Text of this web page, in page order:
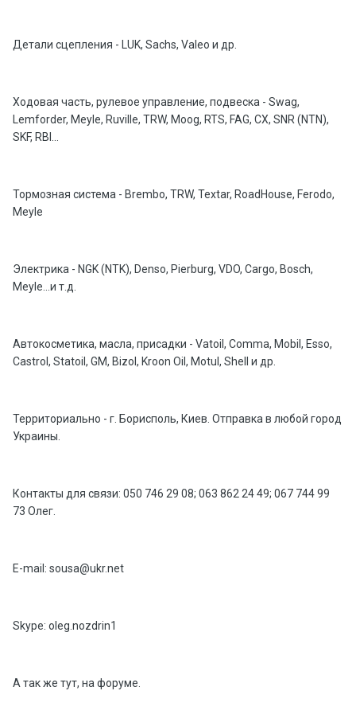
Детали сцепления - LUK, Sachs, Valeo и др.
Ходовая часть, рулевое управление, подвеска - Swag,
Lemforder, Meyle, Ruville, TRW, Moog, RTS, FAG, CX, SNR (NTN),
SKF, RBI...
Тормозная система - Brembo, TRW, Textar, RoadHouse, Ferodo,
Meyle
Электрика - NGK (NTK), Denso, Pierburg, VDO, Cargo, Bosch,
Meyle...и т.д.
Автокосметика, масла, присадки - Vatoil, Comma, Mobil, Esso,
Castrol, Statoil, GM, Bizol, Kroon Oil, Motul, Shell и др.
Территориально - г. Борисполь, Киев. Отправка в любой город
Украины.
Контакты для связи: 050 746 29 08; 063 862 24 49; 067 744 99
73 Олег.
E-mail: sousa@ukr.net
Skype: oleg.nozdrin1
А так же тут, на форуме.